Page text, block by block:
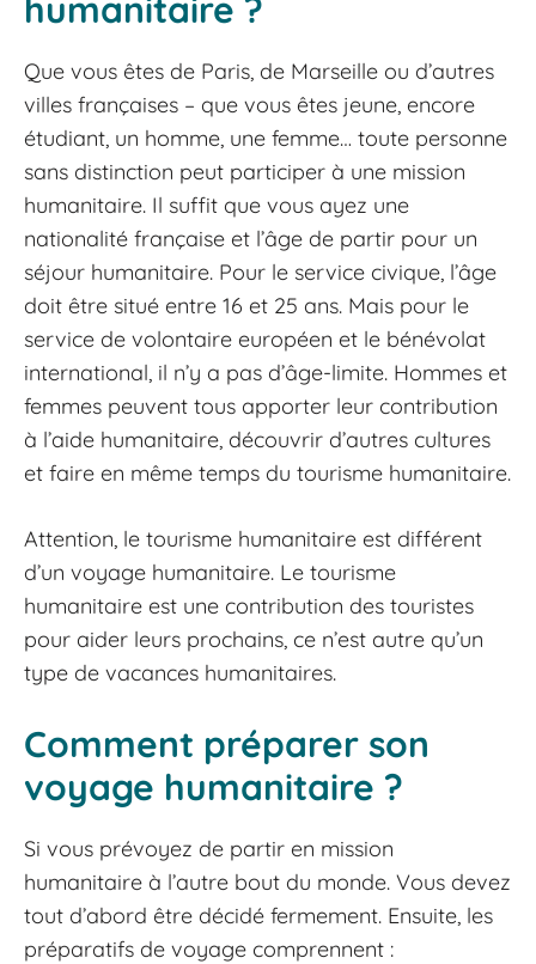
humanitaire ?
Que vous êtes de Paris, de Marseille ou d’autres
villes françaises – que vous êtes jeune, encore
étudiant, un homme, une femme… toute personne
sans distinction peut participer à une mission
humanitaire. Il suffit que vous ayez une
nationalité française et l’âge de partir pour un
séjour humanitaire. Pour le service civique, l’âge
doit être situé entre 16 et 25 ans. Mais pour le
service de volontaire européen et le bénévolat
international, il n’y a pas d’âge-limite. Hommes et
femmes peuvent tous apporter leur contribution
à l’aide humanitaire, découvrir d’autres cultures
et faire en même temps du tourisme humanitaire.
Attention, le tourisme humanitaire est différent
d’un voyage humanitaire. Le tourisme
humanitaire est une contribution des touristes
pour aider leurs prochains, ce n’est autre qu’un
type de vacances humanitaires.
Comment préparer son
voyage humanitaire ?
Si vous prévoyez de partir en mission
humanitaire à l’autre bout du monde. Vous devez
tout d’abord être décidé fermement. Ensuite, les
préparatifs de voyage comprennent :